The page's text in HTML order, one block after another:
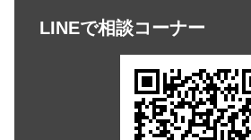
LINEで相談コーナー